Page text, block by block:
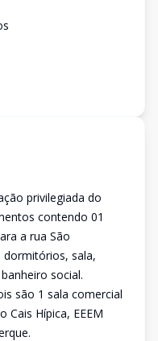
s
privilegiada do
contendo 01
a rua São
dormitórios, sala,
social.
são 1 sala comercial
Cais Hípica, EEEM